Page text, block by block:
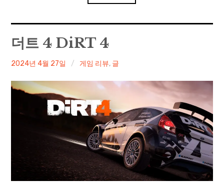
홈
Private Military Manager: Tactical Auto Battler
Plebby Quest: The Crusades
GOTYS
Paper Star Fighters
Homemade Studio
Blender Training
더트 4 DiRT 4
irene
2024년 4월 27일 게임 리뷰, 글